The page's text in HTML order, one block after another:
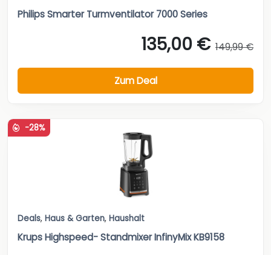
Philips Smarter Turmventilator 7000 Series
135,00 € 149,99 €
Zum Deal
-28%
Deals, Haus & Garten, Haushalt
Krups Highspeed- Standmixer InfinyMix KB9158